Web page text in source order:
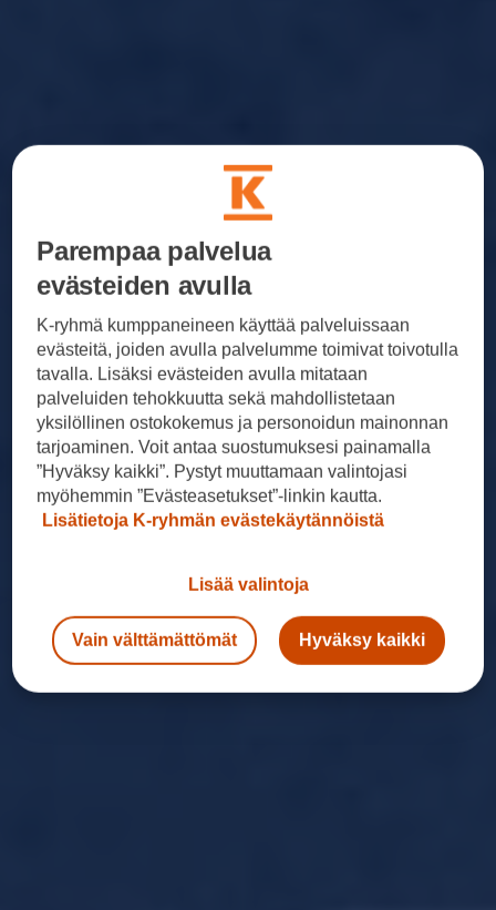
Parempaa palvelua
evästeiden avulla
K-ryhmä kumppaneineen käyttää palveluissaan
evästeitä, joiden avulla palvelumme toimivat toivotulla
tavalla. Lisäksi evästeiden avulla mitataan
palveluiden tehokkuutta sekä mahdollistetaan
yksilöllinen ostokokemus ja personoidun mainonnan
tarjoaminen. Voit antaa suostumuksesi painamalla
”Hyväksy kaikki”. Pystyt muuttamaan valintojasi
myöhemmin ”Evästeasetukset”-linkin kautta.
Lisätietoja K-ryhmän evästekäytännöistä
Lisää valintoja
Vain välttämättömät Hyväksy kaikki